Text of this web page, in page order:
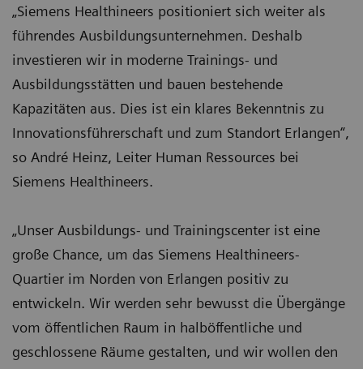
„Siemens Healthineers positioniert sich weiter als
führendes Ausbildungsunternehmen. Deshalb
investieren wir in moderne Trainings- und
Ausbildungsstätten und bauen bestehende
Kapazitäten aus. Dies ist ein klares Bekenntnis zu
Innovationsführerschaft und zum Standort Erlangen“,
so André Heinz, Leiter Human Ressources bei
Siemens Healthineers.
„Unser Ausbildungs- und Trainingscenter ist eine
große Chance, um das Siemens Healthineers-
Quartier im Norden von Erlangen positiv zu
entwickeln. Wir werden sehr bewusst die Übergänge
vom öffentlichen Raum in halböffentliche und
geschlossene Räume gestalten, und wir wollen den